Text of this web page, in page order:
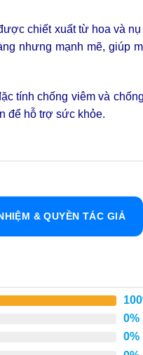
chiết xuất từ hoa và
nhưng mạnh mẽ, giúp
tính chống viêm và
để hỗ trợ sức khỏe.
ngọt như vậy. Nó có
đau cơ, viêm khớp cho
& QUYỀN TÁC GIẢ
0%
0%